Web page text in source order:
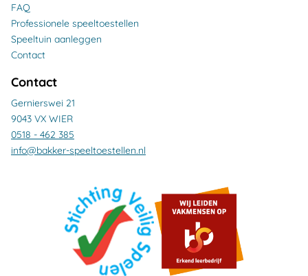
FAQ
Professionele speeltoestellen
Speeltuin aanleggen
Contact
Contact
Gernierswei 21
9043 VX WIER
0518 - 462 385
info@bakker-speeltoestellen.nl